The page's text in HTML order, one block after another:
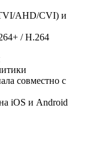
AHD/CVI) и
/ H.264
совместно с
iOS и Android